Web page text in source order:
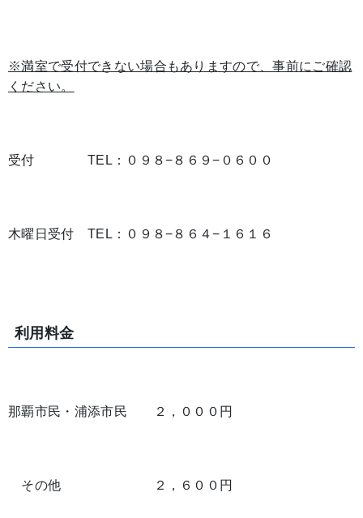
※満室で受付できない場合もありますので、事前にご確認
ください。
受付 TEL：０９８−８６９−０６００
木曜日受付 TEL：０９８−８６４−１６１６
利用料金
那覇市民・浦添市民 ２，０００円
その他 ２，６００円